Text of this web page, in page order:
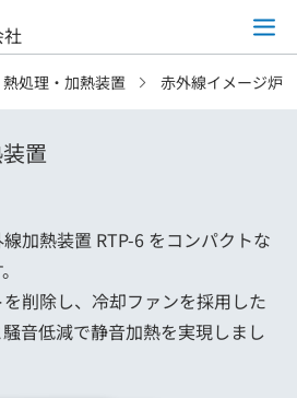
熱処理・加熱装置 赤外線イメージ炉
装置
加熱装置 RTP-6 をコンパクトな
削除し、冷却ファンを採用した
音低減で静音加熱を実現しまし